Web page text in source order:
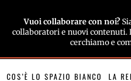
Vuoi collaborare con noi?
collaboratori e nuovi contenuti.
cerchiamo e
COS’È LO SPAZIO BIANCO LA